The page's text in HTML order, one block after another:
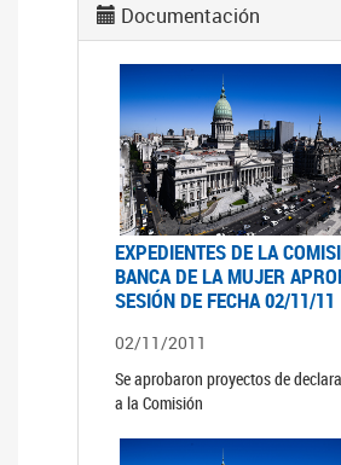
Documentación
EXPEDIENTES DE LA
BANCA DE LA MUJER
SESIÓN DE FECHA 02/11/11
02/11/2011
Se aprobaron proyectos de
a la Comisión